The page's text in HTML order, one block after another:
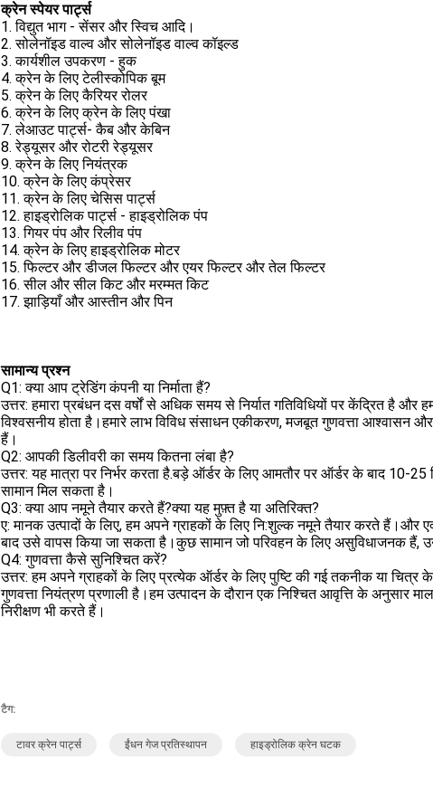
क्रेन स्पेयर पार्ट्स
1. विद्युत भाग - सेंसर और स्विच आदि।
2. सोलेनॉइड वाल्व और सोलेनॉइड वाल्व कॉइल्ड
3. कार्यशील उपकरण - हुक
4. क्रेन के लिए टेलीस्कोपिक बूम
5. क्रेन के लिए कैरियर रोलर
6. क्रेन के लिए क्रेन के लिए पंखा
7. लेआउट पार्ट्स- कैब और केबिन
8. रेड्यूसर और रोटरी रेड्यूसर
9. क्रेन के लिए नियंत्रक
10. क्रेन के लिए कंप्रेसर
11. क्रेन के लिए चेसिस पार्ट्स
12. हाइड्रोलिक पार्ट्स - हाइड्रोलिक पंप
13. गियर पंप और रिलीव पंप
14. क्रेन के लिए हाइड्रोलिक मोटर
15. फिल्टर और डीजल फिल्टर और एयर फिल्टर और तेल फिल्टर
16. सील और सील किट और मरम्मत किट
17. झाड़ियाँ और आस्तीन और पिन
सामान्य प्रश्न
Q1: क्या आप ट्रेडिंग कंपनी या निर्माता हैं?
उत्तर: हमारा प्रबंधन दस वर्षों से अधिक समय से निर्यात गतिविधियों पर केंद्रित है
विश्वसनीय होता है।हमारे लाभ विविध संसाधन एकीकरण, मजबूत गुणवत्ता आश्वासन
हैं।
Q2: आपकी डिलीवरी का समय कितना लंबा है?
उत्तर: यह मात्रा पर निर्भर करता है.बड़े ऑर्डर के लिए आमतौर पर ऑर्डर के बाद 10-
सामान मिल सकता है।
Q3: क्या आप नमूने तैयार करते हैं?क्या यह मुफ़्त है या अतिरिक्त?
ए: मानक उत्पादों के लिए, हम अपने ग्राहकों के लिए नि:शुल्क नमूने तैयार करते हैं।और
बाद उसे वापस किया जा सकता है।कुछ सामान जो परिवहन के लिए असुविधाजनक हैं,
Q4: गुणवत्ता कैसे सुनिश्चित करें?
उत्तर: हम अपने ग्राहकों के लिए प्रत्येक ऑर्डर के लिए पुष्टि की गई तकनीक या
गुणवत्ता नियंत्रण प्रणाली है।हम उत्पादन के दौरान एक निश्चित आवृत्ति के अनुसार
निरीक्षण भी करते हैं।
टैग:
टावर क्रेन पार्ट्स ईंधन गेज प्रतिस्थापन हाइड्रोलिक क्रेन घटक